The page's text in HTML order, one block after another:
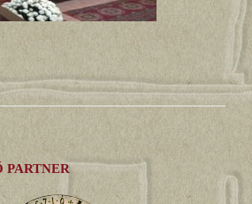
PARTNER